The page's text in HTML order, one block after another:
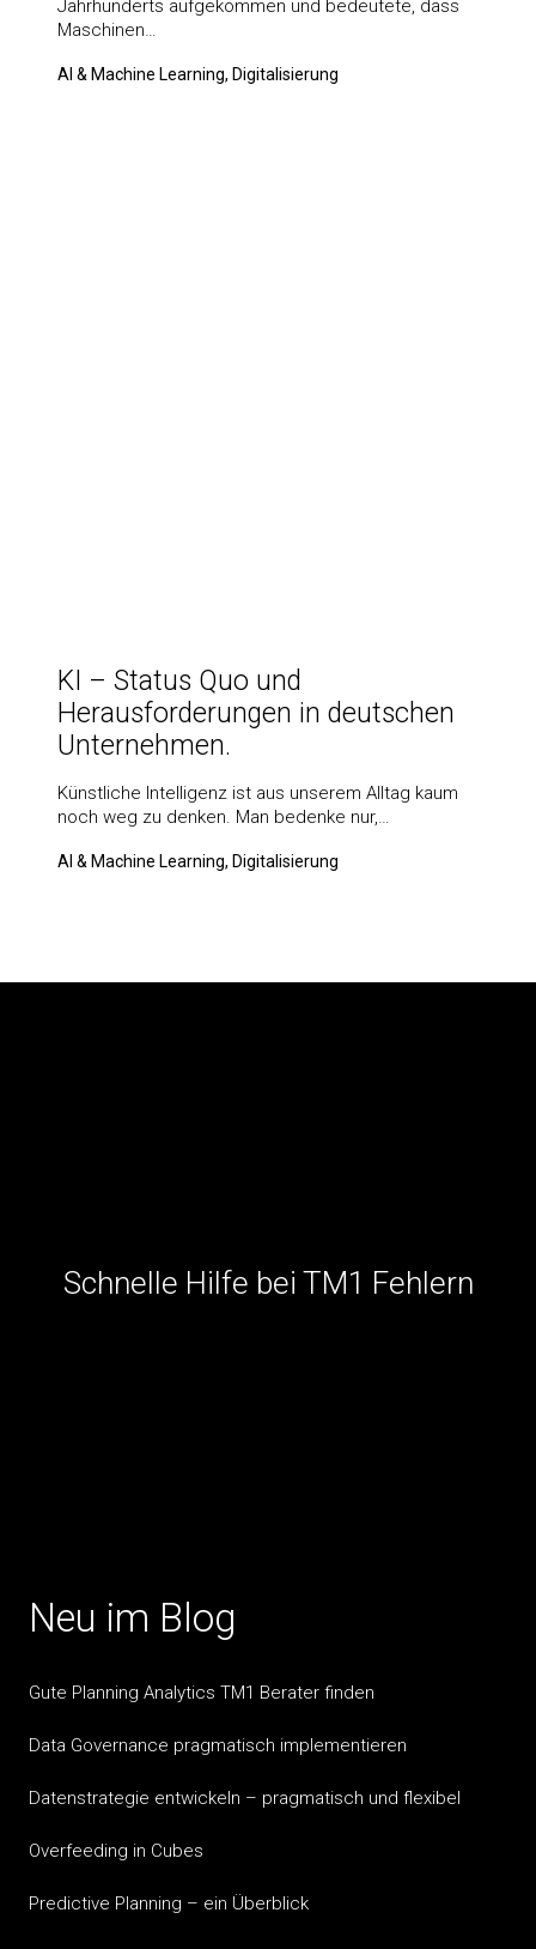
Jahrhunderts aufgekommen und bedeutete, dass
Maschinen…
AI & Machine Learning, Digitalisierung
KI – Status Quo und
Herausforderungen in deutschen
Unternehmen.
Künstliche Intelligenz ist aus unserem Alltag kaum
noch weg zu denken. Man bedenke nur,…
AI & Machine Learning, Digitalisierung
Schnelle Hilfe bei TM1 Fehlern
Neu im Blog
Gute Planning Analytics TM1 Berater finden
Data Governance pragmatisch implementieren
Datenstrategie entwickeln – pragmatisch und flexibel
Overfeeding in Cubes
Predictive Planning – ein Überblick